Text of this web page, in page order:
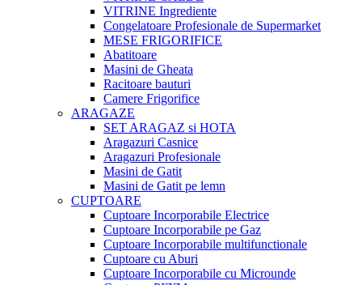
VITRINE Ingrediente
Congelatoare Profesionale de Supermarket
MESE FRIGORIFICE
Abatitoare
Masini de Gheata
Racitoare bauturi
Camere Frigorifice
ARAGAZE
SET ARAGAZ si HOTA
Aragazuri Casnice
Aragazuri Profesionale
Masini de Gatit
Masini de Gatit pe lemn
CUPTOARE
Cuptoare Incorporabile Electrice
Cuptoare Incorporabile pe Gaz
Cuptoare Incorporabile multifunctionale
Cuptoare cu Aburi
Cuptoare Incorporabile cu Microunde